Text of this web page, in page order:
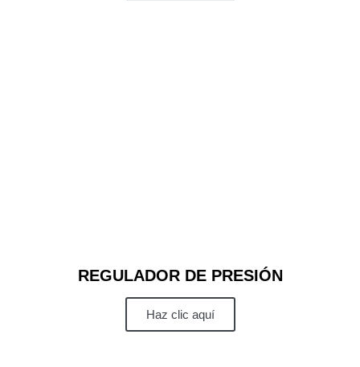
REGULADOR DE PRESIÓN
Haz clic aquí